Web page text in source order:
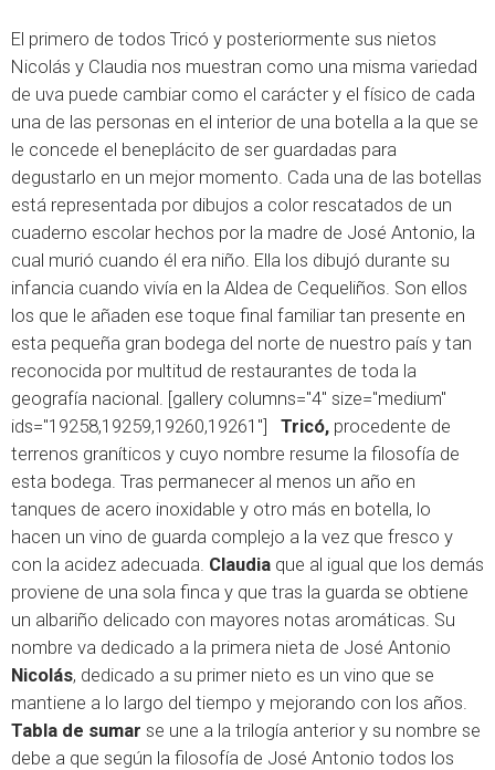
El primero de todos Tricó y posteriormente sus nietos
Nicolás y Claudia nos muestran como una misma variedad
de uva puede cambiar como el carácter y el físico de cada
una de las personas en el interior de una botella a la que se
le concede el beneplácito de ser guardadas para
degustarlo en un mejor momento. Cada una de las botellas
está representada por dibujos a color rescatados de un
cuaderno escolar hechos por la madre de José Antonio, la
cual murió cuando él era niño. Ella los dibujó durante su
infancia cuando vivía en la Aldea de Cequeliños. Son ellos
los que le añaden ese toque final familiar tan presente en
esta pequeña gran bodega del norte de nuestro país y tan
reconocida por multitud de restaurantes de toda la
geografía nacional. [gallery columns="4" size="medium"
ids="19258,19259,19260,19261"] Tricó, procedente de
terrenos graníticos y cuyo nombre resume la filosofía de
esta bodega. Tras permanecer al menos un año en
tanques de acero inoxidable y otro más en botella, lo
hacen un vino de guarda complejo a la vez que fresco y
con la acidez adecuada. Claudia que al igual que los demás
proviene de una sola finca y que tras la guarda se obtiene
un albariño delicado con mayores notas aromáticas. Su
nombre va dedicado a la primera nieta de José Antonio
Nicolás, dedicado a su primer nieto es un vino que se
mantiene a lo largo del tiempo y mejorando con los años.
Tabla de sumar se une a la trilogía anterior y su nombre se
debe a que según la filosofía de José Antonio todos los